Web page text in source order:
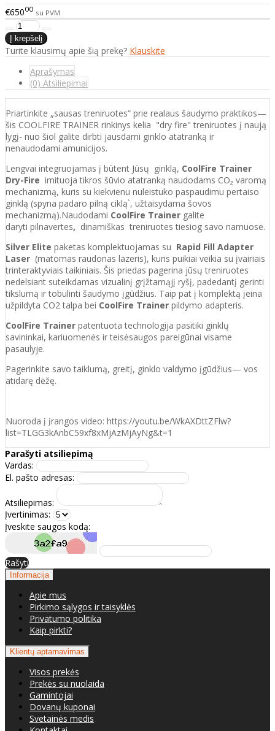
€65000 su PVM
Turite klausimų apie šią prekę? Klauskite
Aprašymas
(0) Atsiliepimai
Priartinkite „sausas treniruotes“ prie realaus šaudymo praktikos—
šis COOLFIRE TRAINER rinkinys kelia "dry fire" treniruotes į naują
lygį- nuo šiol galite dirbti jausdami ginklo atatranką ir
nenaudodami amunicijos.
Lengvai integruojamas į būtent Jūsų ginklą, CoolFire Trainer
Dry-Fire imituoja tikros šūvio atatranką naudodams CO₂ varomą
mechanizmą, kuris su kiekvienu nuleistuko paspaudimu pertaiso
ginklą (spyna padaro pilną ciklą`, užtaisydama šovos
mechanizmą).Naudodami CoolFire Trainer galite
daryti pilnavertes, dinamiškas treniruotes tiesiog savo namuose.
Silver Elite paketas komplektuojamas su Rapid Fill Adapter
Laser (matomas raudonas lazeris), kuris puikiai veikia su įvairiais
trinteraktyviais taikiniais. Šis priedas pagerina jūsų treniruotes
nedelsiant suteikdamas vizualinį grįžtamąjį ryšį, padedantį gerinti
tikslumą ir tobulinti šaudymo įgūdžius. Taip pat į komplektą įeina
užpildyta CO2 talpa bei CoolFire Trainer pildymo adapteris.
CoolFire Trainer patentuota technologija pasitiki ginklų
savininkai, kariuomenės ir teisėsaugos pareigūnai visame
pasaulyje.
Pagerinkite savo taiklumą, greitį, ginklo valdymo įgūdžius— vos
atidarę dėžę.
Nuoroda į įrangos video: https://youtu.be/WkAXDttZFlw?
list=TLGG3kAnbC59xf8xMjAzMjAyNg&t=1
Parašyti atsiliepimą
Vardas:
El. pašto adresas:
Atsiliepimas:
Įvertinimas:
Įveskite saugos kodą:
Rašyti
Informacija
Apie mus
Pirkimo sąlygos ir taisyklės
Privatumo politika
Kaip pirkti?
Klientų aptarnavimas
Visos prekės
Prekės su nuolaida
Gamintojai
Dovanų kuponai
Svetainės medis